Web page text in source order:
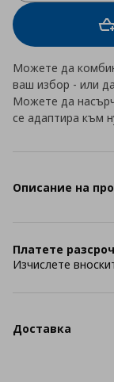
Можете да
ваш избор - или
Можете да
се адаптира към
Описание на
Платете
Изчислете
Доставка